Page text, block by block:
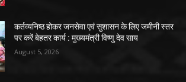
कर्तव्यनिष्ठ होकर जनसेवा एवं सुशासन के लिए जमीनी स्तर
पर करें बेहतर कार्य : मुख्यमंत्री विष्णु देव साय
August 5, 2026